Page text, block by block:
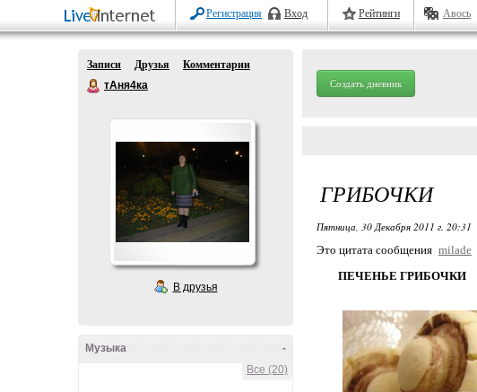
Регистрация Вход Рейтинги Авось
Записи Друзья
Комментарии
тАня4ка
В друзья
-
Музыка
Все (20)
Создать дневник
ГРИБОЧКИ
Пятница, 30 Декабря 2011 г. 20:31
Это цитата сообщения milade
ПЕЧЕНЬЕ ГРИБОЧКИ